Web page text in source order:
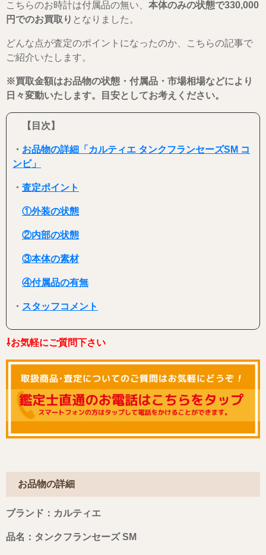
こちらのお時計は付属品の無い、 本体のみの状態で330,000
円でのお買取り となりました。
どんな点が査定のポイントになったのか、こちらの記事で
ご紹介いたします。
※買取金額はお品物の状態・付属品・市場相場などにより
日々変動いたします。目安としてお考えください。
【目次】
・ お品物の詳細「カルティエ タンクフランセーズSM コ
ンビ」
・ 査定ポイント
①外装の状態
②内部の状態
③本体の素材
④付属品の有無
・ スタッフコメント
⇩お気軽にご質問下さい
お品物の詳細
ブランド：カルティエ
品名：タンクフランセーズ SM